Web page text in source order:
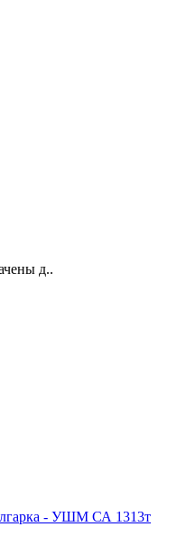
д..
- УШМ СА 1313т